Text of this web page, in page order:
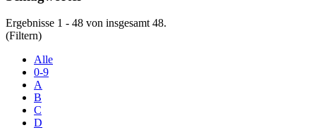
Ergebnisse 1 - 48 von insgesamt 48.
(Filtern)
Alle
0-9
A
B
C
D